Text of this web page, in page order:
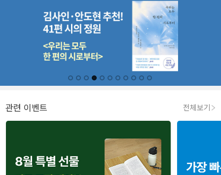
관련 이벤트 전체보기